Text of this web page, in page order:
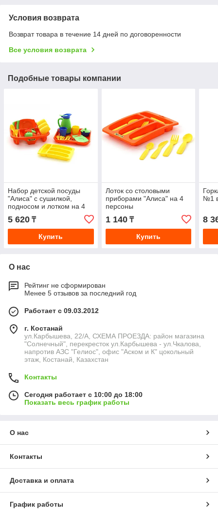
Условия возврата
Возврат товара в течение 14 дней по договоренности
Все условия возврата
Подобные товары компании
Набор детской посуды
"Алиса" с сушилкой,
подносом и лотком на 4
персоны
5 620 ₸
Купить
Лоток со столовыми
приборами "Алиса" на 4
персоны
1 140₸
Купить
№1
8
О нас
Рейтинг не сформирован
Менее 5 отзывов за последний год
Работает с 09.03.2012
г. Костанай
ул.Карбышева, 22/А, СХЕМА ПРОЕЗДА: район магазина
"Солнечный", перекресток ул.Карбышева - ул.Чкалова,
напротив АЗС "Гелиос", офис "Аском и К" цокольный
этаж, Костанай, Казахстан
Контакты
Сегодня работает с 10:00 до 18:00
Показать весь график работы
О нас
Контакты
Доставка и оплата
График работы